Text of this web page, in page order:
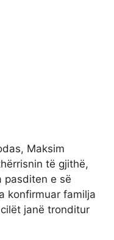
Maksim
të gjithë,
pasditen e së
konfirmuar familja
janë tronditur